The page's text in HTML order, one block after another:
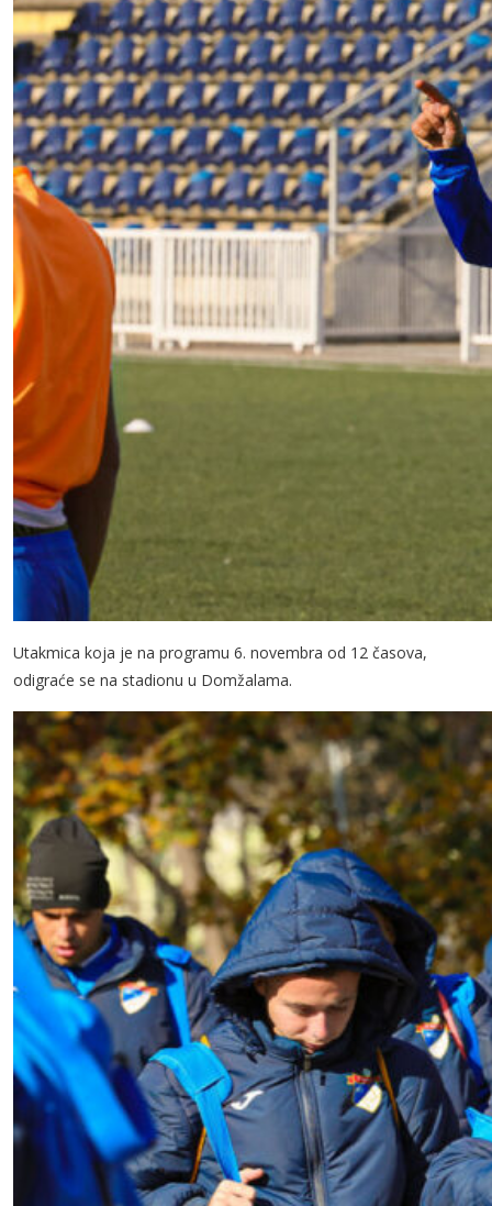
Utakmica koja je na programu 6. novembra od 12 časova,
odigraće se na stadionu u Domžalama.